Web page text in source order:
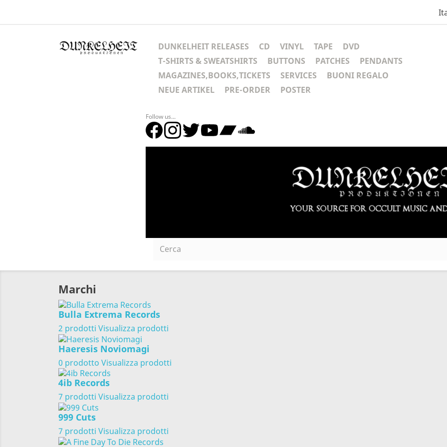
DUNKELHEIT RELEASES CD VINYL TAPE
DVD
T-SHIRTS & SWEATSHIRTS
BUTTONS PATCHES
PENDANTS
MAGAZINES,BOOKS,TICKETS
SERVICES
BUONI REGALO
NEUE ARTIKEL
PRE-ORDER POSTER
Follow us...
Marchi
Bulla Extrema Records
2 prodotti Visualizza prodotti
Haeresis Noviomagi
0 prodotto Visualizza prodotti
4ib Records
7 prodotti Visualizza prodotti
999 Cuts
7 prodotti Visualizza prodotti